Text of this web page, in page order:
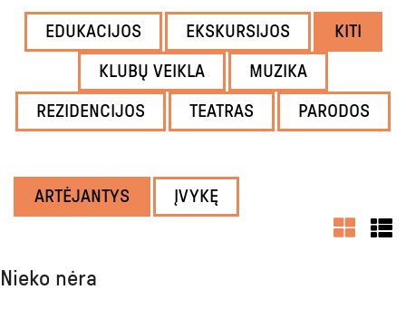
EDUKACIJOS EKSKURSIJOS KITI
KLUBŲ VEIKLA MUZIKA
REZIDENCIJOS TEATRAS PARODOS
ARTĖJANTYS ĮVYKĘ
Nieko nėra